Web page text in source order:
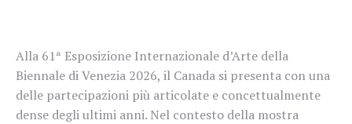
Alla 61ª Esposizione Internazionale d’Arte della
Biennale di Venezia 2026, il Canada si presenta con una
delle partecipazioni più articolate e concettualmente
dense degli ultimi anni. Nel contesto della mostra